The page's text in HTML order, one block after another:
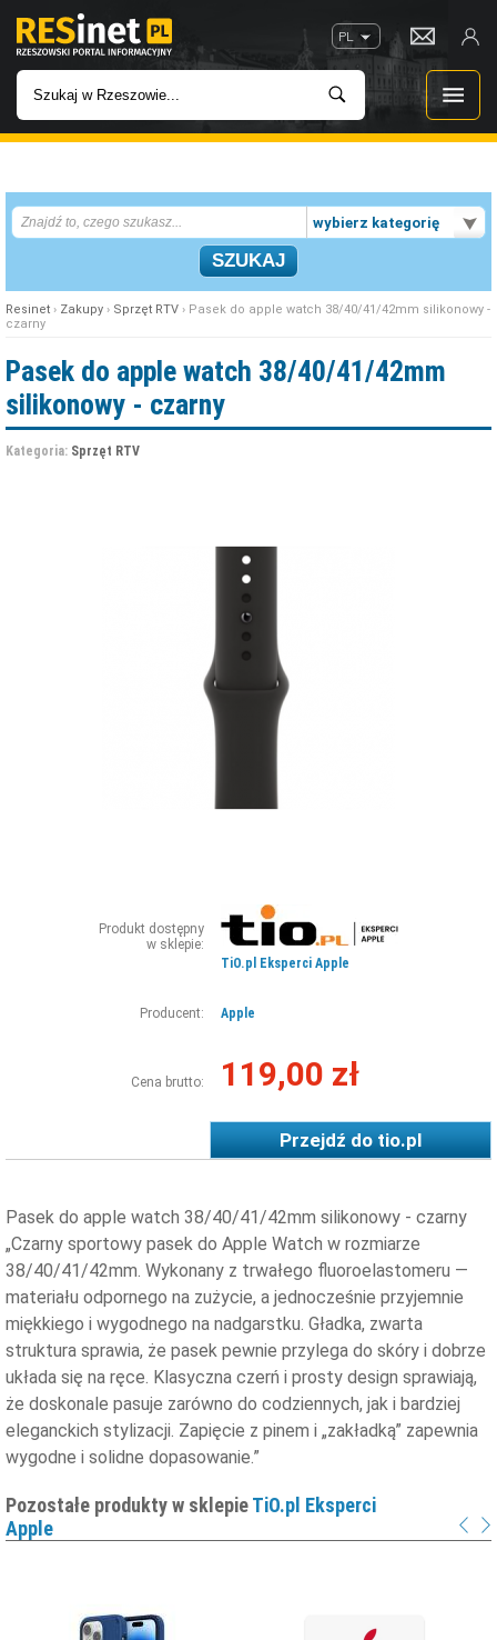
PL
INWESTYCJE
IMPREZY
W KINACH
wybierz kategorię
Resinet › Zakupy › Sprzęt RTV › Pasek do apple watch 38/40/41/42mm silikonowy -
czarny
Pasek do apple watch 38/40/41/42mm
silikonowy - czarny
Kategoria: Sprzęt RTV
Produkt dostępny
w sklepie:
TiO.pl Eksperci Apple
Producent: Apple
Cena brutto: 119,00 zł
Przejdź dotio.pl
Pasek do apple watch 38/40/41/42mm silikonowy - czarny
„Czarny sportowy pasek do Apple Watch w rozmiarze
38/40/41/42mm. Wykonany z trwałego fluoroelastomeru —
materiału odpornego na zużycie, a jednocześnie przyjemnie
miękkiego i wygodnego na nadgarstku. Gładka, zwarta
struktura sprawia, że pasek pewnie przylega do skóry i dobrze
układa się na ręce. Klasyczna czerń i prosty design sprawiają,
że doskonale pasuje zarówno do codziennych, jak i bardziej
eleganckich stylizacji. Zapięcie z pinem i „zakładką” zapewnia
wygodne i solidne dopasowanie.”
Pozostałe produkty w sklepieTiO.pl Eksperci
Apple